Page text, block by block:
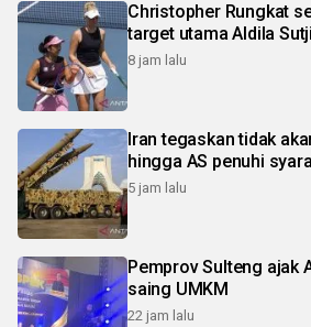
Christopher Rungkat
target utama Aldila
8 jam lalu
Iran tegaskan tidak
hingga AS penuhi
5 jam lalu
Pemprov Sulteng ajak
saing UMKM
22 jam lalu